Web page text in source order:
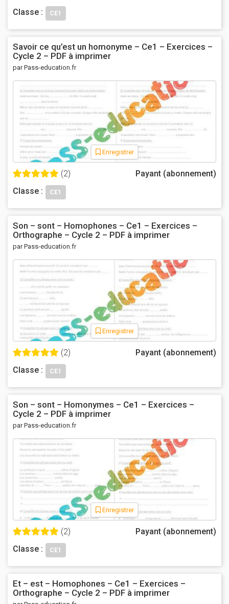
Classe :
CE1
Savoir ce qu’est un homonyme – Ce1 – Exercices –
Cycle 2 – PDF à imprimer
par Pass-education.fr
Enregistrer
(2)
Payant (abonnement)
Classe :
CE1
Son – sont – Homophones – Ce1 – Exercices –
Orthographe – Cycle 2 – PDF à imprimer
par Pass-education.fr
Enregistrer
(2)
Payant (abonnement)
Classe :
CE1
Son – sont – Homonymes – Ce1 – Exercices –
Cycle 2 – PDF à imprimer
par Pass-education.fr
Enregistrer
(2)
Payant (abonnement)
Classe :
CE1
Et – est – Homophones – Ce1 – Exercices –
Orthographe – Cycle 2 – PDF à imprimer